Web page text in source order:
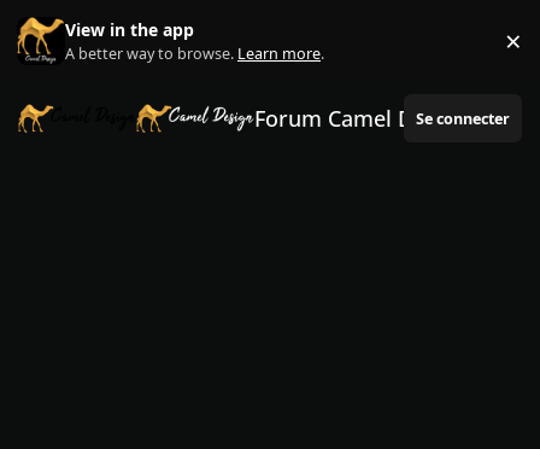
Aller au contenu
View in the app
A better way to browse. Learn more. ×
Forum Camel Design
Se connecter